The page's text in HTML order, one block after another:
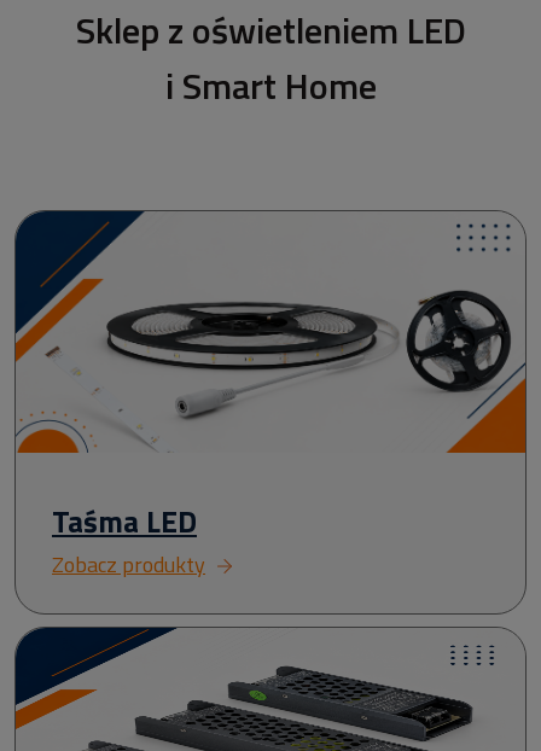
Sklep z oświetleniem LED
i Smart Home
Taśma LED
Zobacz produkty